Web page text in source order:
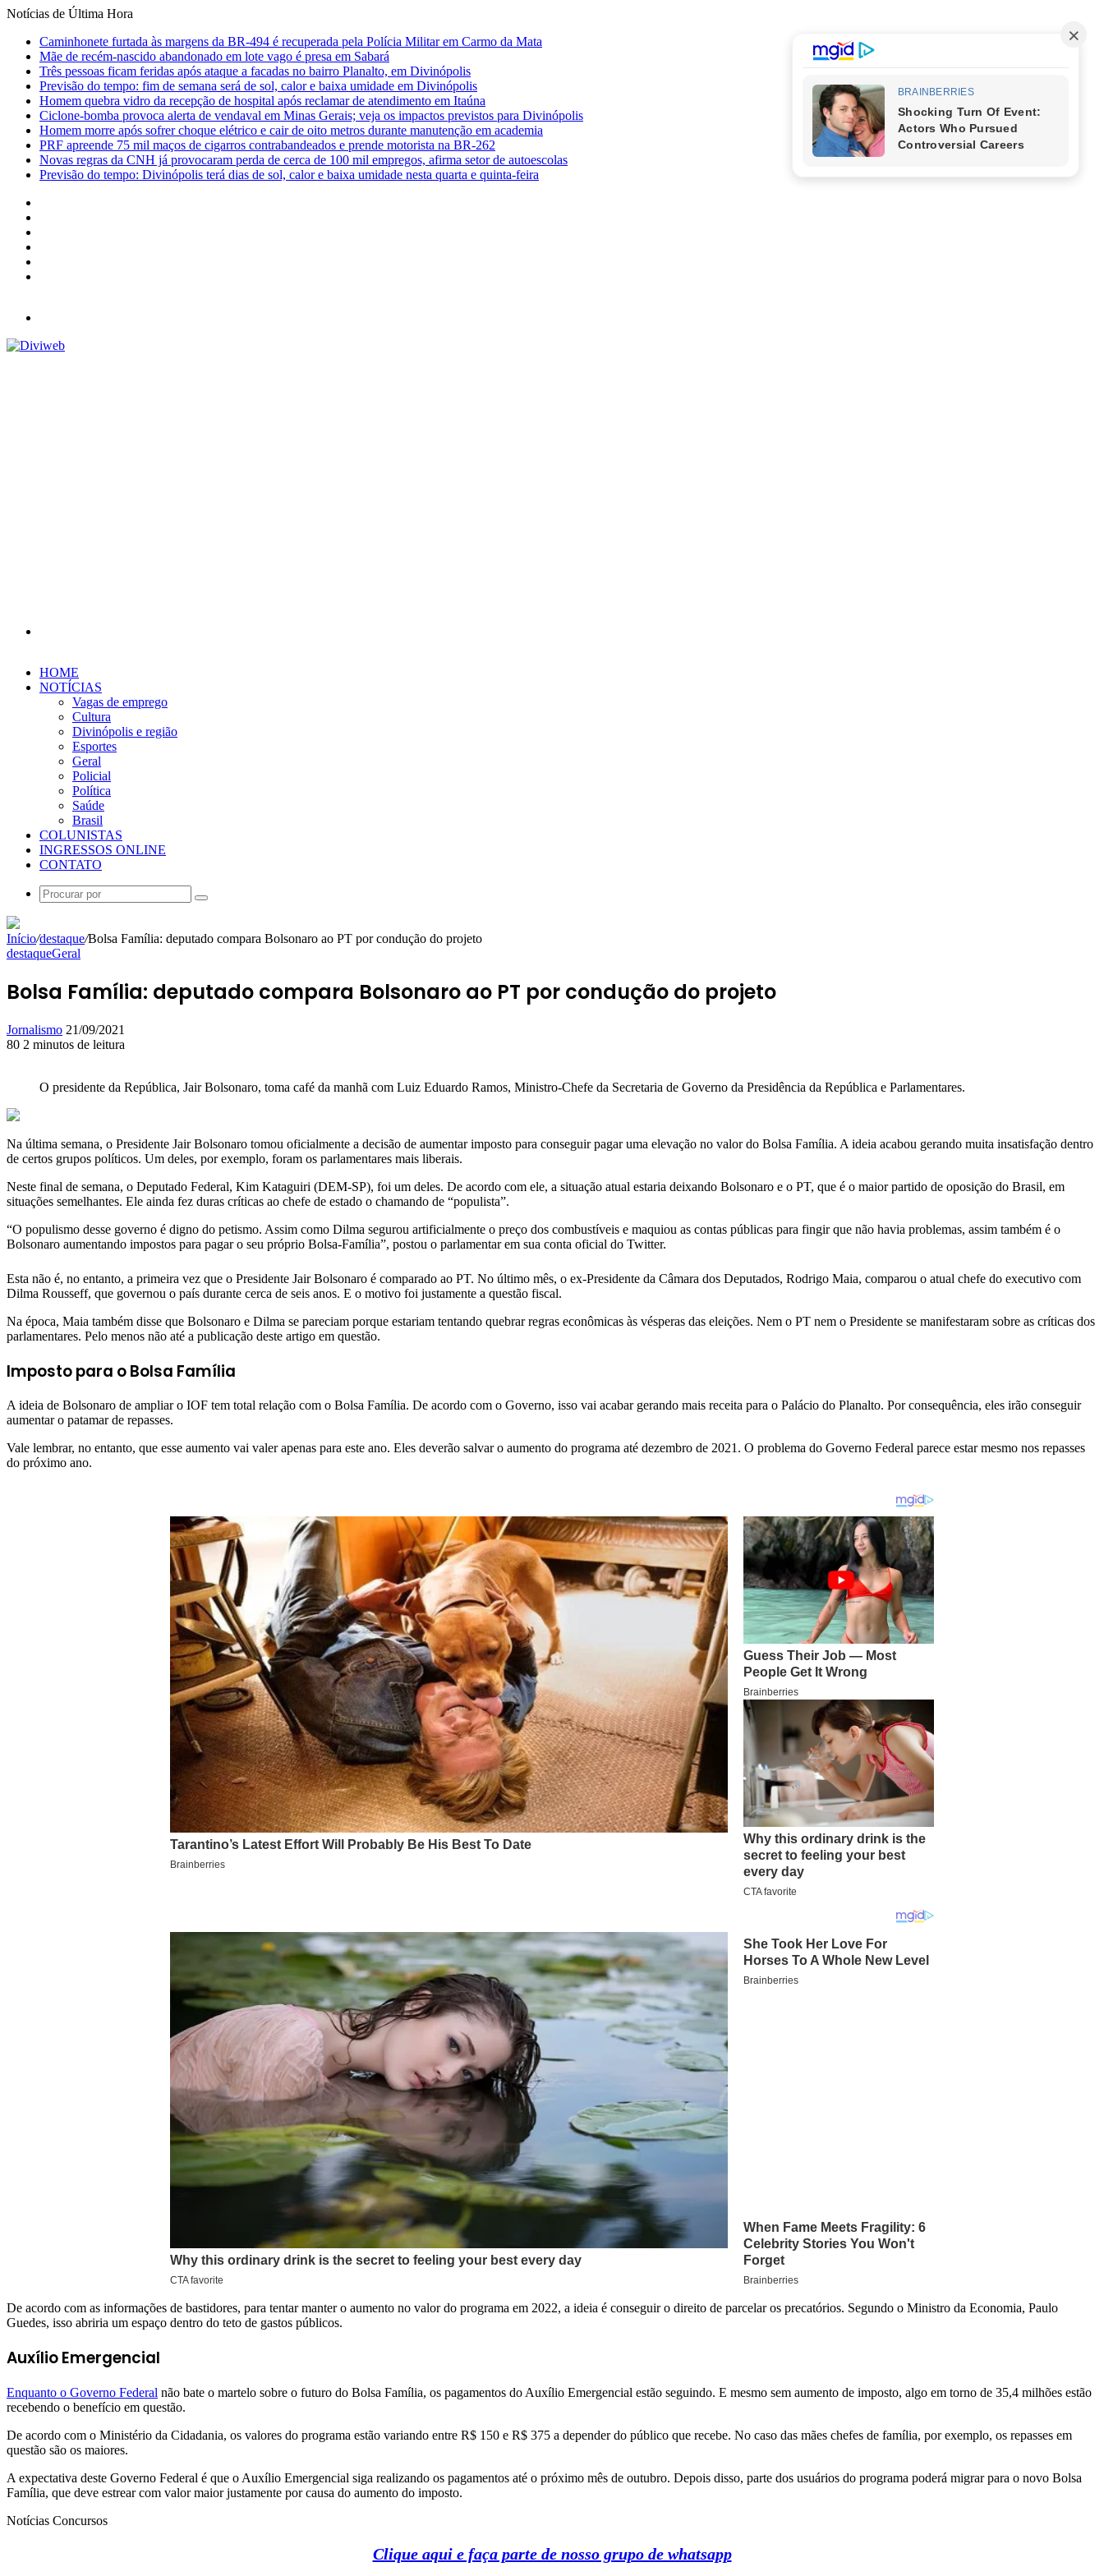
Notícias de Última Hora
Caminhonete furtada às margens da BR-494 é recuperada pela Polícia Militar em Carmo da Mata
Mãe de recém-nascido abandonado em lote vago é presa em Sabará
Três pessoas ficam feridas após ataque a facadas no bairro Planalto, em Divinópolis
Previsão do tempo: fim de semana será de sol, calor e baixa umidade em Divinópolis
Homem quebra vidro da recepção de hospital após reclamar de atendimento em Itaúna
Ciclone-bomba provoca alerta de vendaval em Minas Gerais; veja os impactos previstos para Divinópolis
Homem morre após sofrer choque elétrico e cair de oito metros durante manutenção em academia
PRF apreende 75 mil maços de cigarros contrabandeados e prende motorista na BR-262
Novas regras da CNH já provocaram perda de cerca de 100 mil empregos, afirma setor de autoescolas
Previsão do tempo: Divinópolis terá dias de sol, calor e baixa umidade nesta quarta e quinta-feira
HOME
NOTÍCIAS
Vagas de emprego
Cultura
Divinópolis e região
Esportes
Geral
Policial
Política
Saúde
Brasil
COLUNISTAS
INGRESSOS ONLINE
CONTATO
Procurar
Início/destaque/Bolsa Família: deputado compara Bolsonaro ao PT por condução do projeto
destaqueGeral
Bolsa Família: deputado compara Bolsonaro ao PT por condução do projeto
Jornalismo Mande
um
21/09/2021
80 2 minutos de leitura
O presidente da República, Jair Bolsonaro, toma café da manhã com Luiz Eduardo Ramos, Ministro-Chefe da Secretaria de Governo da Presidência da República e Parlamentares.
Na última semana, o Presidente Jair Bolsonaro tomou oficialmente a decisão de aumentar imposto para conseguir pagar uma elevação no valor do Bolsa Família. A ideia acabou gerando muita insatisfação dentro
de certos grupos políticos. Um deles, por exemplo, foram os parlamentares mais liberais.
Neste final de semana, o Deputado Federal, Kim Kataguiri (DEM-SP), foi um deles. De acordo com ele, a situação atual estaria deixando Bolsonaro e o PT, que é o maior partido de oposição do Brasil, em
situações semelhantes. Ele ainda fez duras críticas ao chefe de estado o chamando de “populista”.
“O populismo desse governo é digno do petismo. Assim como Dilma segurou artificialmente o preço dos combustíveis e maquiou as contas públicas para fingir que não havia problemas, assim também é o
Bolsonaro aumentando impostos para pagar o seu próprio Bolsa-Família”, postou o parlamentar em sua conta oficial do Twitter.
Esta não é, no entanto, a primeira vez que o Presidente Jair Bolsonaro é comparado ao PT. No último mês, o ex-Presidente da Câmara dos Deputados, Rodrigo Maia, comparou o atual chefe do executivo com
Dilma Rousseff, que governou o país durante cerca de seis anos. E o motivo foi justamente a questão fiscal.
Na época, Maia também disse que Bolsonaro e Dilma se pareciam porque estariam tentando quebrar regras econômicas às vésperas das eleições. Nem o PT nem o Presidente se manifestaram sobre as críticas dos
parlamentares. Pelo menos não até a publicação deste artigo em questão.
Imposto para o Bolsa Família
A ideia de Bolsonaro de ampliar o IOF tem total relação com o Bolsa Família. De acordo com o Governo, isso vai acabar gerando mais receita para o Palácio do Planalto. Por consequência, eles irão conseguir
aumentar o patamar de repasses.
Vale lembrar, no entanto, que esse aumento vai valer apenas para este ano. Eles deverão salvar o aumento do programa até dezembro de 2021. O problema do Governo Federal parece estar mesmo nos repasses
do próximo ano.
De acordo com as informações de bastidores, para tentar manter o aumento no valor do programa em 2022, a ideia é conseguir o direito de parcelar os precatórios. Segundo o Ministro da Economia, Paulo
Guedes, isso abriria um espaço dentro do teto de gastos públicos.
Auxílio Emergencial
Enquanto o Governo Federal não bate o martelo sobre o futuro do Bolsa Família, os pagamentos do Auxílio Emergencial estão seguindo. E mesmo sem aumento de imposto, algo em torno de 35,4 milhões estão
recebendo o benefício em questão.
De acordo com o Ministério da Cidadania, os valores do programa estão variando entre R$ 150 e R$ 375 a depender do público que recebe. No caso das mães chefes de família, por exemplo, os repasses em
questão são os maiores.
A expectativa deste Governo Federal é que o Auxílio Emergencial siga realizando os pagamentos até o próximo mês de outubro. Depois disso, parte dos usuários do programa poderá migrar para o novo Bolsa
Família, que deve estrear com valor maior justamente por causa do aumento do imposto.
Notícias Concursos
Clique aqui e faça parte de nosso grupo de whatsapp